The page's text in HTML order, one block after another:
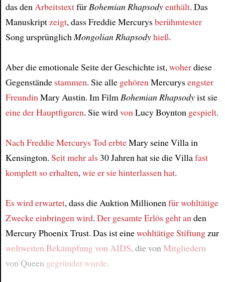
Article
das denArbeitstextfürBohemian Rhapsodyenthält. Das
Manuskriptzeigt, dass Freddie Mercurysberühmtester
Song ursprünglichMongolian Rhapsodyhieß.
Aber die emotionale Seite der Geschichte ist,woherdiese
Gegenstände stammen. Sie alle gehörenMercurysengster
FreundinMary Austin. Im FilmBohemian Rhapsodyist sie
eine der Hauptfiguren. Sie wirdvonLucy Boynton gespielt.
Nach Freddie Mercurys ToderbteMary seine Villa in
Kensington. Seit mehr als30 Jahren hat sie die Villafast
komplett so erhalten,wie er sie hinterlassen hat.
Es wird erwartet, dass die Auktion Millionenfür wohltätige
Zweckeeinbringen wird. Der gesamte Erlös geht anden
Mercury Phoenix Trust. Das ist einewohltätige Stiftungzur
weltweiten Bekämpfung von AIDS, die vonMitgliedern
von Queen gegründet wurde.